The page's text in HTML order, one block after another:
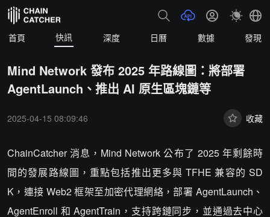
首頁 快訊 深度 日曆 數據 發現
Mind Network 發布 2025 年路線圖：將部署
AgentLaunch、推出 AI 原生區塊鏈等
2025-04-15 08:09:46 收藏
ChainCatcher 消息，Mind Network 公布了 2025 年剩餘時
間的發展路線圖，重點包括推出更多與 TFHE 兼容的 SD
K，連接 Web2 框架至加密代理網絡，部署 AgentLaunch、
AgentEnroll 和 AgentTrain，支持跨鏈同步，並通過去中心